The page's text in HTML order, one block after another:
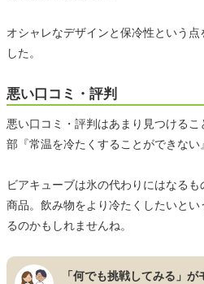
オシャレなデザインと保冷性という
した。
悪い口コミ・評判
悪い口コミ・評判はあまり見つける
部『常温を冷たくすることができない
ビアキューブは氷の代わりにはなる
商品。飲み物をより冷たくしたいと
るのかもしれませんね。
「何でも挑戦してみる」